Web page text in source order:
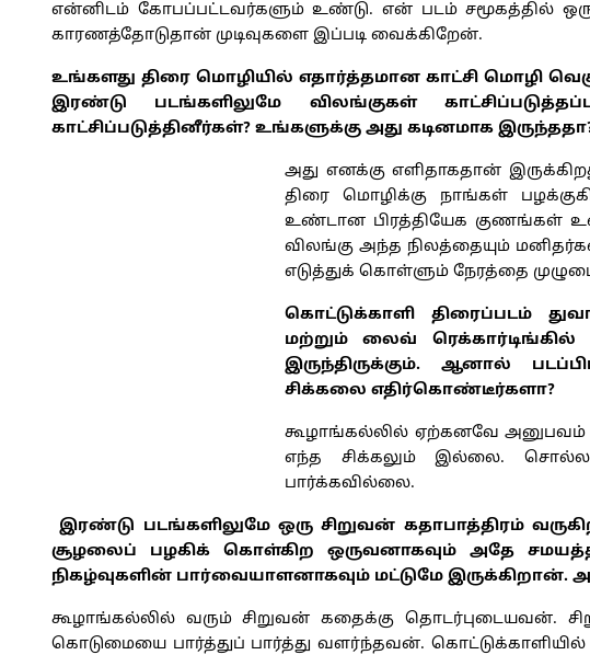
என்னிடம் கோபப்பட்டவர்களும் உண்டு. என் படம் சமூகத்தில்
காரணத்தோடுதான் முடிவுகளை இப்படி வைக்கிறேன்.
உங்களது திரை மொழியில் எதார்த்தமான காட்சி மொழி
இரண்டு படங்களிலுமே விலங்குகள்
காட்சிப்படுத்தினீர்கள்? உங்களுக்கு அது கடினமாக
அது எனக்கு எளிதாகதான்
திரை மொழிக்கு நாங்கள்
உண்டான பிரத்தியேக குணங்கள்
விலங்கு அந்த நிலத்தையும்
எடுத்துக் கொள்ளும் நேரத்தை
கொட்டுக்காளி திரைப்படம்
மற்றும் லைவ்
இருந்திருக்கும். ஆனால்
சிக்கலை எதிர்கொண்டீர்களா?
கூழாங்கல்லில் ஏற்கனவே அனுபவம்
எந்த சிக்கலும் இல்லை.
பார்க்கவில்லை.
இரண்டு படங்களிலுமே ஒரு சிறுவன் கதாபாத்திரம்
சூழலைப் பழகிக் கொள்கிற ஒருவனாகவும் அதே
நிகழ்வுகளின் பார்வையாளனாகவும் மட்டுமே இருக்கிறான். அது
கூழாங்கல்லில் வரும் சிறுவன் கதைக்கு தொடர்புடையவன்.
கொடுமையை பார்த்துப் பார்த்து வளர்ந்தவன். கொட்டுக்காளியில்